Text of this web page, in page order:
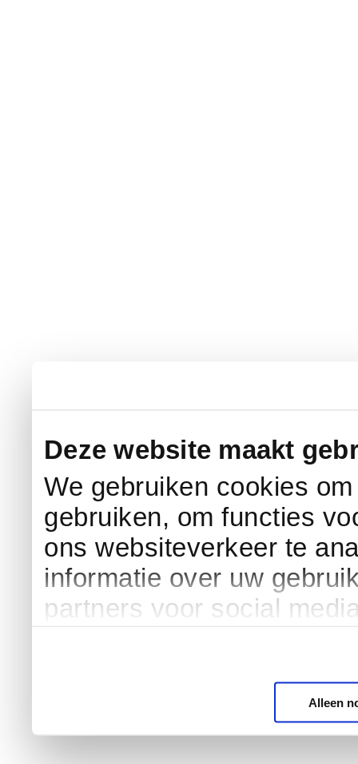
Deze website maakt
We gebruiken cookies
gebruiken, om functies
ons websiteverkeer te
informatie over uw
partners voor social
Alleen